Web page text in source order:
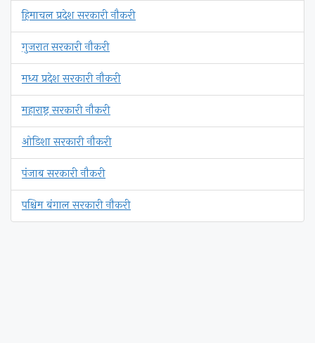
हिमाचल प्रदेश सरकारी नौकरी
गुजरात सरकारी नौकरी
मध्य प्रदेश सरकारी नौकरी
महाराष्ट्र सरकारी नौकरी
ओडिशा सरकारी नौकरी
पंजाब सरकारी नौकरी
पश्चिम बंगाल सरकारी नौकरी